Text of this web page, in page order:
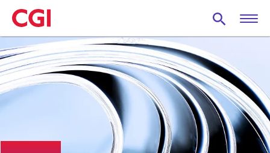
Skip
to
main
content